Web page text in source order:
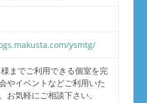
ysmtg/
までご利用できる個室を完
やイベントなどご利用いた
お気軽にご相談下さい。